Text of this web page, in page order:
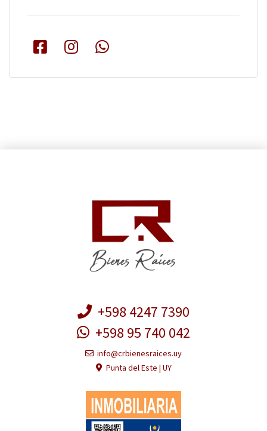
+598 4247 7390
+598 95 740 042
info@crbienesraices.uy
Punta del Este | UY